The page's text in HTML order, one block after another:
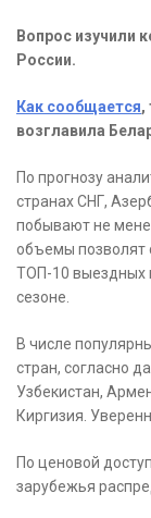
Вопрос изучили
России.
Как сообщается,
возглавила
По прогнозу
странах СНГ,
побывают не
объемы позволят
ТОП-10 выездных
сезоне.
В числе
стран, согласно
Узбекистан,
Киргизия.
По ценовой
зарубежья